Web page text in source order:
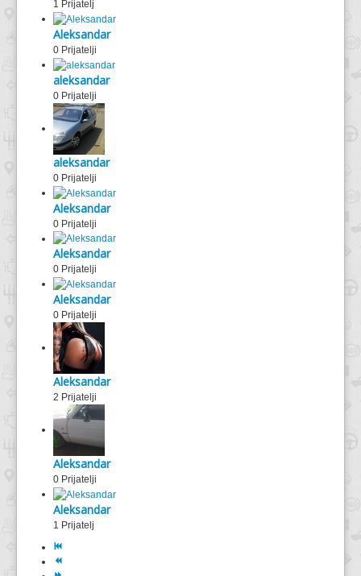
1 Prijatelj
Aleksandar
0 Prijatelji
aleksandar
0 Prijatelji
aleksandar
0 Prijatelji
Aleksandar
0 Prijatelji
Aleksandar
0 Prijatelji
Aleksandar
0 Prijatelji
Aleksandar
2 Prijatelji
Aleksandar
0 Prijatelji
Aleksandar
1 Prijatelj